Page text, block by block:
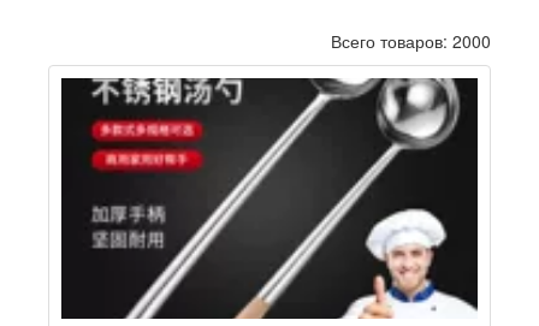
Всего товаров: 2000